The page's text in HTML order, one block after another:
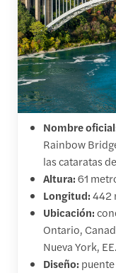
Nombre
Rainbow
las cataratas
Altura:61
Longitud:442
Ubicación:
Ontario,
Nueva York,
Diseño: